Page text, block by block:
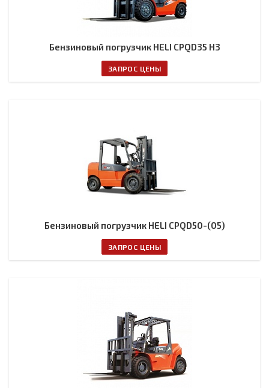
Бензиновый погрузчик HELI CPQD35 H3
ЗАПРОС ЦЕНЫ
Бензиновый погрузчик HELI CPQD50-(05)
ЗАПРОС ЦЕНЫ